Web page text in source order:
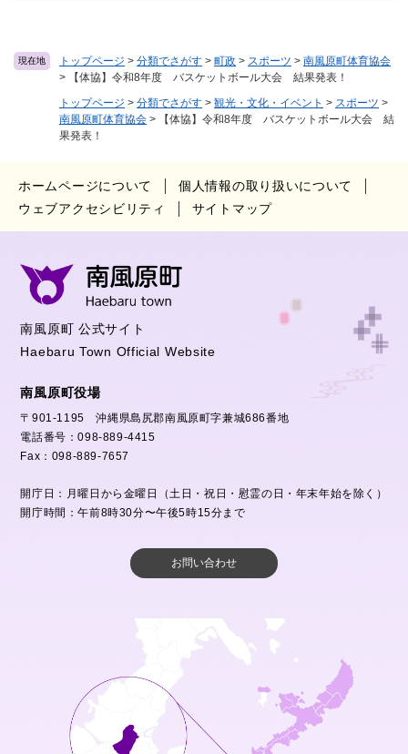
現在地 トップページ > 分類でさがす > 町政 > スポーツ > 南風原町体育協会
>
【体協】令和8年度 バスケットボール大会 結果発表！
トップページ > 分類でさがす > 観光・文化・イベント > スポーツ >
南風原町体育協会 >
【体協】令和8年度 バスケットボール大会 結
果発表！
ホームページについて
個人情報の取り扱いについて
ウェブアクセシビリティ
サイトマップ
南風原町 公式サイト
Haebaru Town Official Website
南風原町役場
〒901-1195 沖縄県島尻郡南風原町字兼城686番地
電話番号：098-889-4415
Fax：098-889-7657
開庁日：月曜日から金曜日（土日・祝日・慰霊の日・年末年始を除く）
開庁時間：午前8時30分〜午後5時15分まで
お問い合わせ